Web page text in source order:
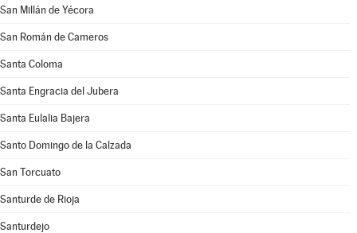
San Millán de Yécora
San Román de Cameros
Santa Coloma
Santa Engracia del Jubera
Santa Eulalia Bajera
Santo Domingo de la Calzada
San Torcuato
Santurde de Rioja
Santurdejo